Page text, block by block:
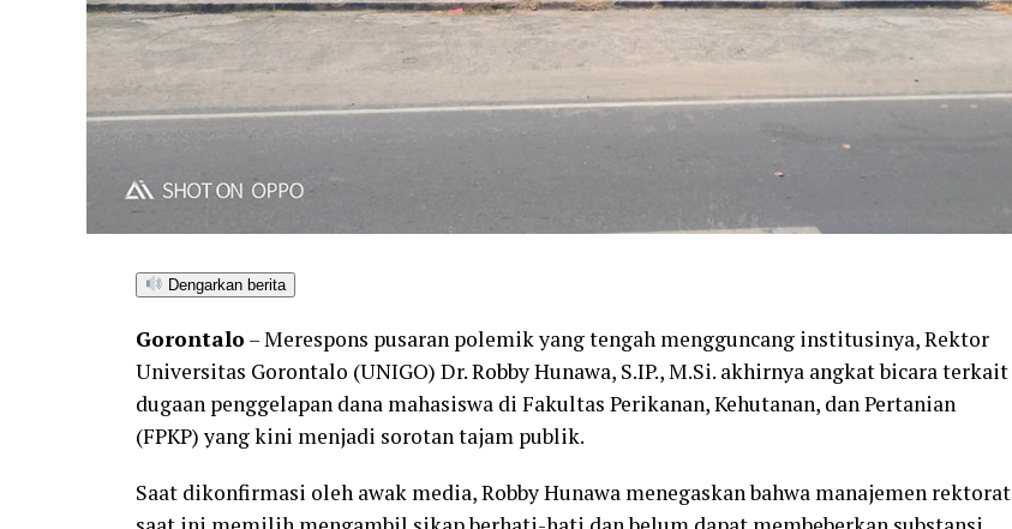
Dengarkan berita
Gorontalo – Merespons pusaran polemik yang tengah mengguncang institusinya, Rektor
Universitas Gorontalo (UNIGO) Dr. Robby Hunawa, S.IP., M.Si. akhirnya angkat bicara terkait
dugaan penggelapan dana mahasiswa di Fakultas Perikanan, Kehutanan, dan Pertanian
(FPKP) yang kini menjadi sorotan tajam publik.
Saat dikonfirmasi oleh awak media, Robby Hunawa menegaskan bahwa manajemen rektorat